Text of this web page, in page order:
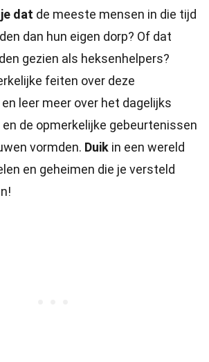
dat de meeste mensen in die tijd
dan hun eigen dorp? Of dat
gezien als heksenhelpers?
feiten over deze
leer meer over het dagelijks
en de opmerkelijke gebeurtenissen
vormden. Duik in een wereld
en geheimen die je versteld